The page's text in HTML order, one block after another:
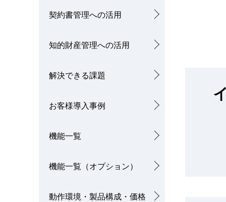
ビ
ー
シ
ン
契約書管理への活用
知的財産管理への活用
解決できる課題
お客様導入事例
機能一覧
機能一覧（オプション）
動作環境・製品構成・価格